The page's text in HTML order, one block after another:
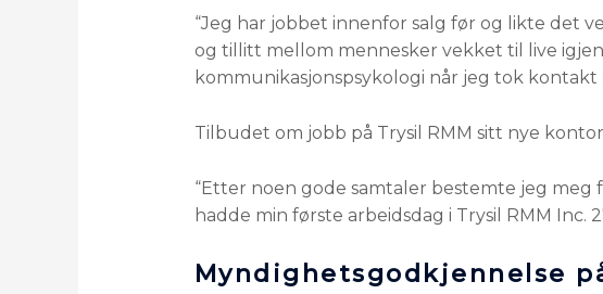
“Jeg har jobbet innenfor salg før og likte det
og tillitt mellom mennesker vekket til live
kommunikasjonspsykologi når jeg tok kontakt
Tilbudet om jobb på Trysil RMM sitt nye
“Etter noen gode samtaler bestemte jeg meg
hadde min første arbeidsdag i Trysil RMM Inc.
Myndighetsgodkjennelse